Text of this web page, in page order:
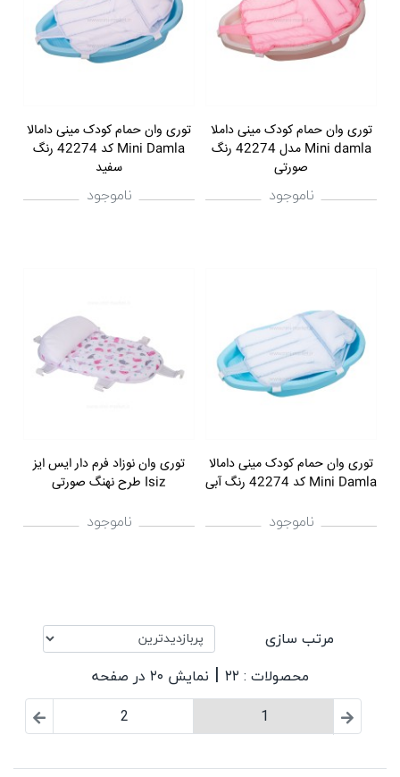
توری وان حمام کودک مینی داملا
Mini damla مدل 42274 رنگ
صورتی
ناموجود
توری وان حمام کودک مینی دامالا
Mini Damla کد 42274 رنگ
سفید
ناموجود
توری وان حمام کودک مینی دامالا
Mini Damla کد 42274 رنگ آبی
ناموجود
توری وان نوزاد فرم دار ایس ایز
Isiz طرح نهنگ صورتی
ناموجود
مرتب سازی
محصولات : ۲۲
| نمایش ۲۰ در صفحه
1
2